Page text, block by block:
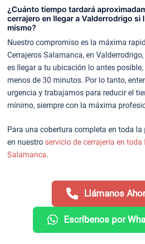
¿Cuánto tiempo tardará
cerrajero en llegar a Valderrodrigo si
mismo?
Nuestro compromiso es la máxima
Cerrajeros Salamanca, en
es llegar a tu ubicación lo antes posible,
menos de 30 minutos. Por lo tanto,
urgencia y trabajamos para reducir el
mínimo, siempre con la máxima
Para una cobertura completa en toda
en nuestro servicio de cerrajería en
Salamanca.
Llámanos
Escríbenos por